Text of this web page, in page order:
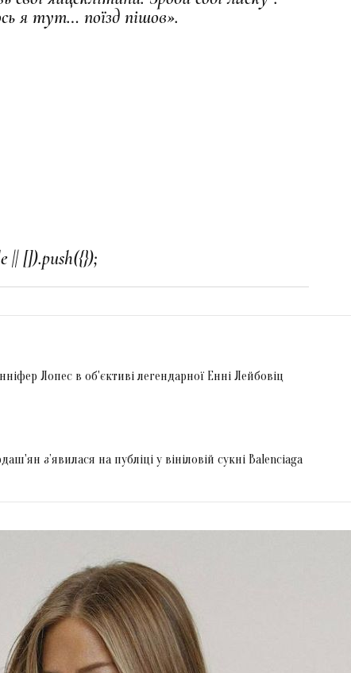
я тут… поїзд пішов».
Лопес в об'єктиві легендарної Енні Лейбовіц
з’явилася на публіці у вініловій сукні Balenciaga